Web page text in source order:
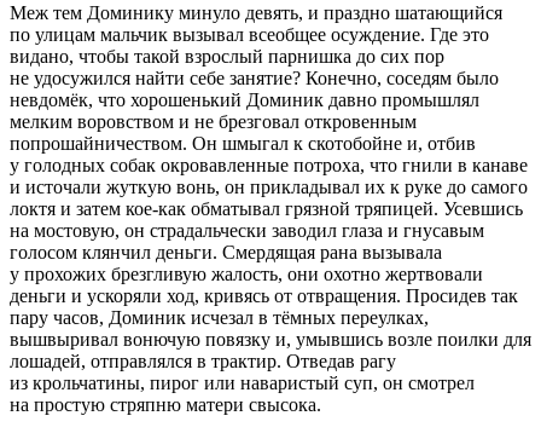
Меж тем Доминику минуло девять, и праздно шатающийся
по улицам мальчик вызывал всеобщее осуждение. Где это
видано, чтобы такой взрослый парнишка до сих пор
не удосужился найти себе занятие? Конечно, соседям было
невдомёк, что хорошенький Доминик давно промышлял
мелким воровством и не брезговал откровенным
попрошайничеством. Он шмыгал к скотобойне и, отбив
у голодных собак окровавленные потроха, что гнили в канаве
и источали жуткую вонь, он прикладывал их к руке до самого
локтя и затем кое-как обматывал грязной тряпицей. Усевшись
на мостовую, он страдальчески заводил глаза и гнусавым
голосом клянчил деньги. Смердящая рана вызывала
у прохожих брезгливую жалость, они охотно жертвовали
деньги и ускоряли ход, кривясь от отвращения. Просидев так
пару часов, Доминик исчезал в тёмных переулках,
вышвыривал вонючую повязку и, умывшись возле поилки для
лошадей, отправлялся в трактир. Отведав рагу
из крольчатины, пирог или наваристый суп, он смотрел
на простую стряпню матери свысока.